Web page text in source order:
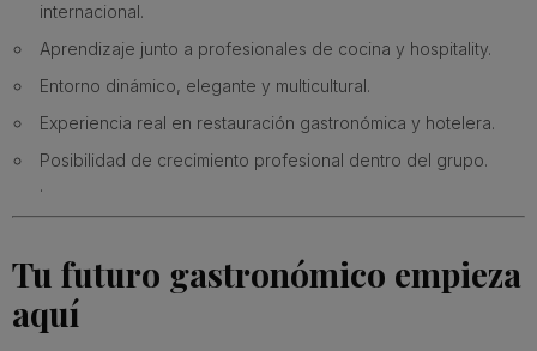
internacional.
Aprendizaje junto a profesionales de cocina y hospitality.
Entorno dinámico, elegante y multicultural.
Experiencia real en restauración gastronómica y hotelera.
Posibilidad de crecimiento profesional dentro del grupo.
.
Tu futuro gastronómico empieza
aquí